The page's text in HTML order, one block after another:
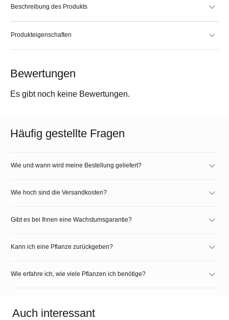
Beschreibung des Produkts
Produkteigenschaften
Bewertungen
Es gibt noch keine Bewertungen.
Häufig gestellte Fragen
Wie und wann wird meine Bestellung geliefert?
Wie hoch sind die Versandkosten?
Gibt es bei Ihnen eine Wachstumsgarantie?
Kann ich eine Pflanze zurückgeben?
Wie erfahre ich, wie viele Pflanzen ich benötige?
Auch interessant